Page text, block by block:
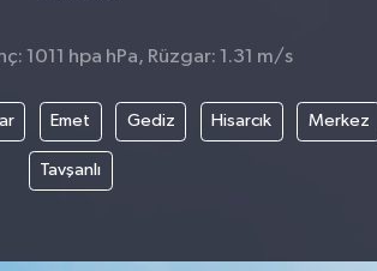
1011 hpa hPa, Rüzgar: 1.31 m/s
Emet Gediz Hisarcık Merkez
Tavşanlı